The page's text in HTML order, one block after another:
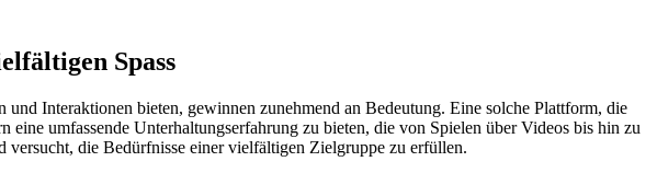
Spass
Interaktionen bieten, gewinnen zunehmend an Bedeutung. Eine solche Plattform, die
eine umfassende Unterhaltungserfahrung zu bieten, die von Spielen über Videos bis hin zu
versucht, die Bedürfnisse einer vielfältigen Zielgruppe zu erfüllen.